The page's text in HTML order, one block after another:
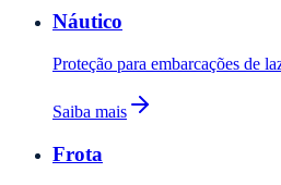
Náutico
Proteção para embarcações de
Saiba mais
Frota